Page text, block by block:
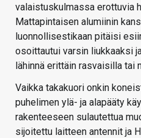
valaistuskulmassa erottuvia
Mattapintaisen alumiinin
luonnollisestikaan pitäisi
osoittautui varsin liukkaaksi
lähinnä erittäin rasvaisilla tai
Vaikka takakuori onkin
puhelimen ylä- ja alapääty
rakenteeseen sulautettua
sijoitettu laitteen antennit ja